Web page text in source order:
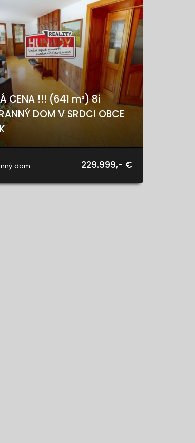
CENA !!! (641 m²) 8i
DOM V SRDCI OBCE
dom
229.999,- €